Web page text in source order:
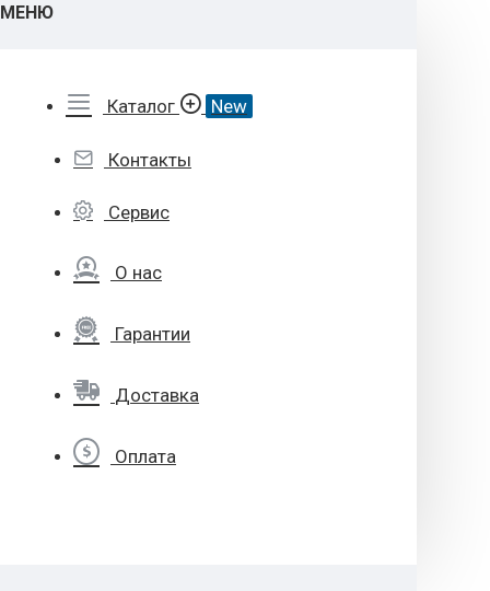
МЕНЮ
Каталог New
Контакты
Сервис
О нас
Гарантии
Доставка
Оплата